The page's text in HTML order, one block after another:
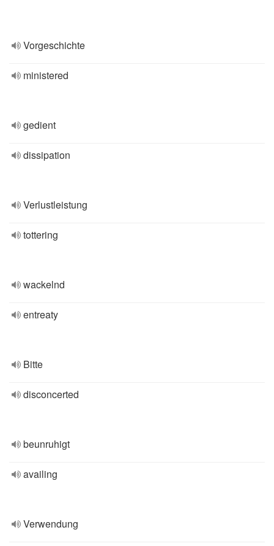
Vorgeschichte
ministered
gedient
dissipation
Verlustleistung
tottering
wackelnd
entreaty
Bitte
disconcerted
beunruhigt
availing
Verwendung